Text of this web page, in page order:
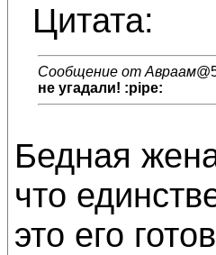
Цитата:
Сообщение от Авраам
не угадали! :pipe:
Бедная
что
это его